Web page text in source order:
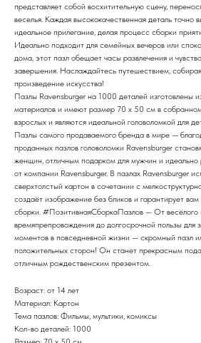
представляет собой восхитительную сцену,
веселья. Каждая высококачественная деталь точно
идеальное прилегание, делая процесс сборки
Идеально подходит для семейных вечеров или
дома, этот пазл обещает часы развлечения и
завершения. Наслаждайтесь путешествием,
произведение искусства!
Пазлы Ravensburger на 1000 деталей изготовлены
материалов и имеют размер 70 x 50 см в
взрослых и являются идеальной головоломкой для
Пазлы самого продаваемого бренда в мире —
проданных пазлов головоломки Ravensburger
женщин, отличным подарком для мужчин и
от компании Ravensburger. В пазлах Ravensburger
сверхтолстый картон в сочетании с
создаёт изображение без бликов и гарантирует
сборки. #ПозитивнаяСборкаПазлов — От весёлого
времяпрепровождения до долгосрочной пользы для
моментов в повседневной жизни — скромный пазл
положительных сторон! Он станет прекрасным
отличным рождественским презентом.
Возраст: от 14 лет
Материал: Картон
Тема пазлов: Фильмы, мультики, комиксы
Кол-во деталей: 1000